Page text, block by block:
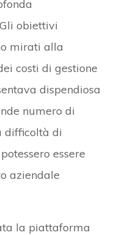
obiettivi
mirati alla
costi di gestione
dispendiosa
numero di
difficoltà di
essere
aziendale
la piattaforma